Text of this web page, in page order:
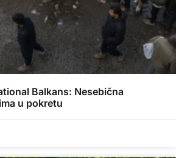
Balkans: Nesebična
u pokretu